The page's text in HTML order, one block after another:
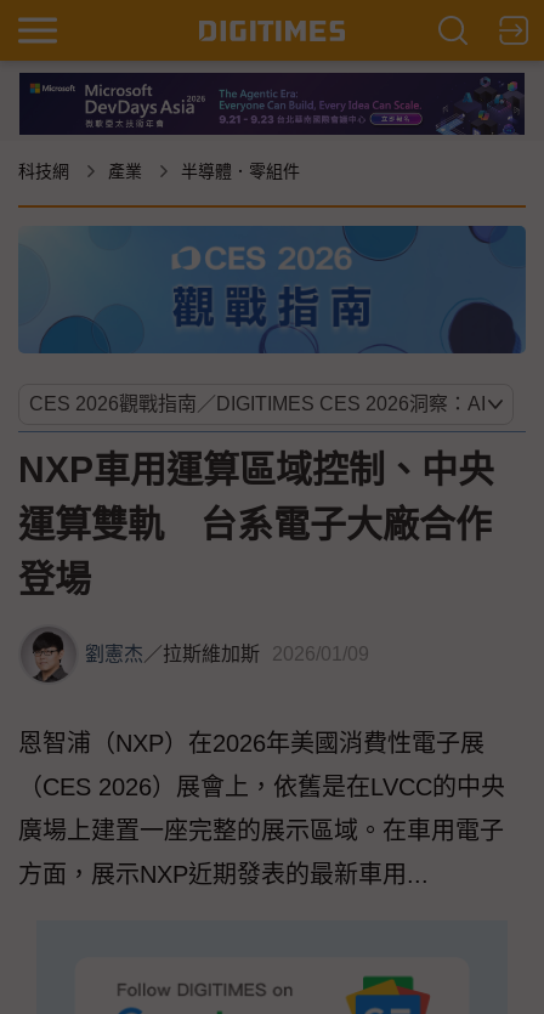
科技網 產業 半導體．零組件
NXP車用運算區域控制、中央
運算雙軌 台系電子大廠合作
登場
劉憲杰 ／拉斯維加斯 2026/01/09
恩智浦（NXP）在2026年美國消費性電子展
（CES 2026）展會上，依舊是在LVCC的中央
廣場上建置一座完整的展示區域。在車用電子
方面，展示NXP近期發表的最新車用...